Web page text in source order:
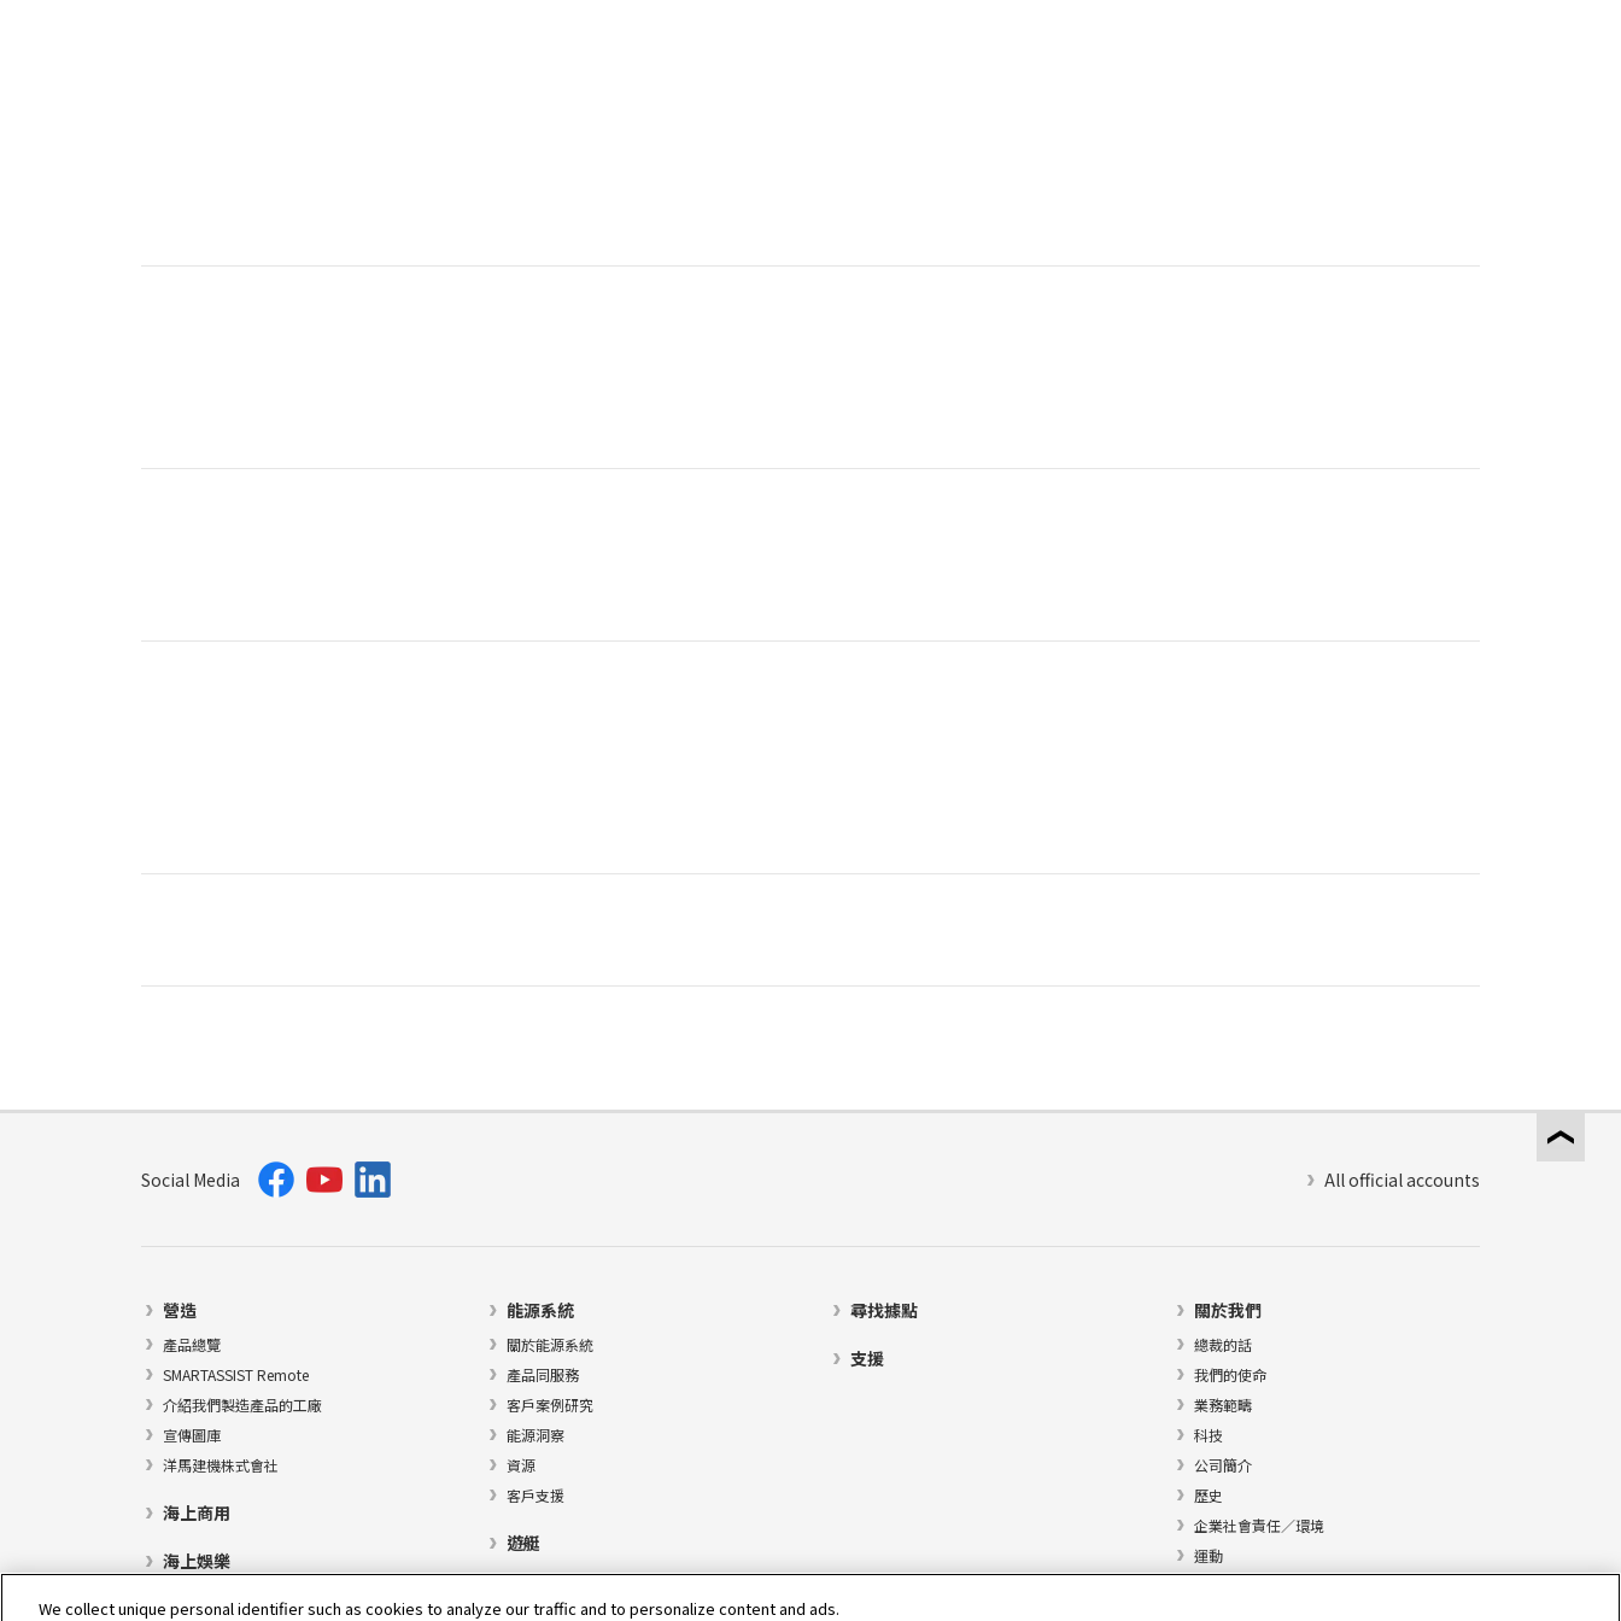
Social Media All official accounts
營造
產品總覽
SMARTASSIST Remote
介紹我們製造產品的工廠
宣傳圖庫
洋馬建機株式會社
海上商用
海上娛樂
能源系統
關於能源系統
產品同服務
客戶案例研究
能源洞察
資源
客戶支援
遊艇
尋找據點
支援
關於我們
總裁的話
我們的使命
業務範疇
科技
公司簡介
歷史
企業社會責任／環境
運動
We collect unique personal identifier such as cookies to analyze our traffic and to personalize content and ads.